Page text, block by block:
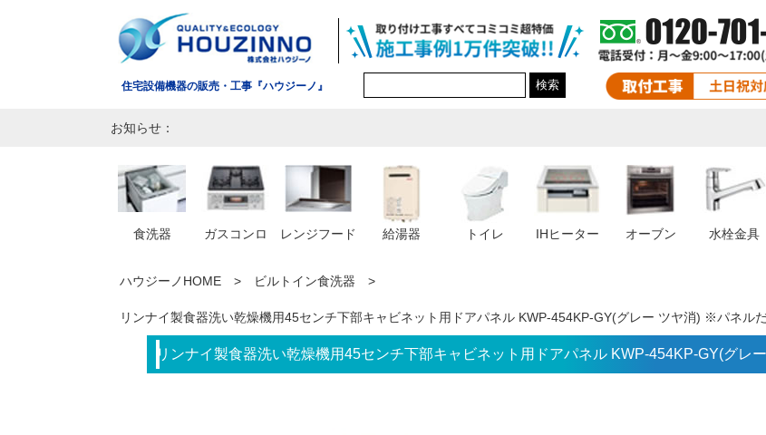
住宅設備機器の販売・工事『ハウジーノ』 検索
お知らせ：
食洗器 ガスコンロ レンジフード 給湯器 トイレ IHヒーター オーブン 水栓金具
ハウジーノHOME ビルトイン食洗器
リンナイ製食器洗い乾燥機用45センチ下部キャビネット用ドアパネル KWP-454KP-GY(グレー ツヤ消) ※パネルだ
リンナイ製食器洗い乾燥機用45センチ下部キャビネット用ドアパネル KWP-454KP-GY(グレ